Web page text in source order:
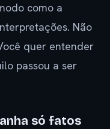
como a
Não
quer entender
passou a ser
só fatos